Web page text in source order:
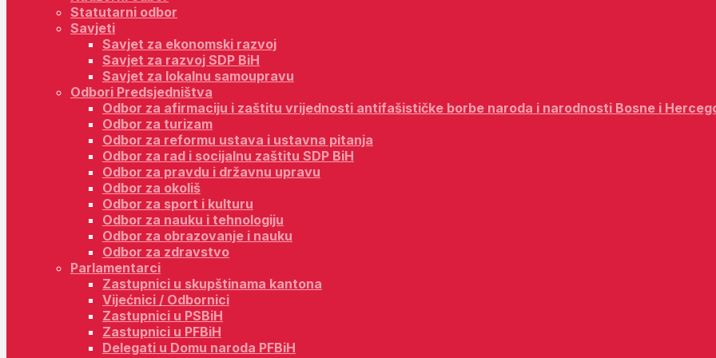
Statutarni odbor
Savjeti
Savjet za ekonomski razvoj
Savjet za razvoj SDP BiH
Savjet za lokalnu samoupravu
Odbori Predsjedništva
Odbor za afirmaciju i zaštitu vrijednosti antifašističke borbe naroda i narodnosti Bosne i
Odbor za turizam
Odbor za reformu ustava i ustavna pitanja
Odbor za rad i socijalnu zaštitu SDP BiH
Odbor za pravdu i državnu upravu
Odbor za okoliš
Odbor za sport i kulturu
Odbor za nauku i tehnologiju
Odbor za obrazovanje i nauku
Odbor za zdravstvo
Parlamentarci
Zastupnici u skupštinama kantona
Vijećnici / Odbornici
Zastupnici u PSBiH
Zastupnici u PFBiH
Delegati u Domu naroda PFBiH